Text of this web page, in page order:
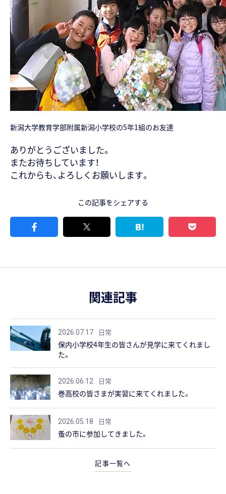
新潟大学教育学部附属新潟小学校の5年1組のお友達
ありがとうございました。
またお待ちしています！
これからも、よろしくお願いします。
この記事をシェアする
関連記事
2026.07.17 日常
保内小学校4年生の皆さんが見学に来てくれまし
た。
2026.06.12 日常
巻高校の皆さまが実習に来てくれました。
2026.05.18 日常
蚤の市に参加してきました。
記事一覧へ